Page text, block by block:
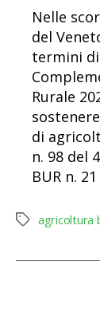
Nelle
del
termini di
Rurale
di
n. 98 del
BUR n.
Tag agricoltura